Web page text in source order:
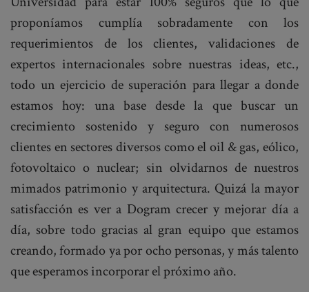
proponíamos cumplía sobradamente con los
requerimientos de los clientes, validaciones de
expertos internacionales sobre nuestras ideas, etc.,
todo un ejercicio de superación para llegar a donde
estamos hoy: una base desde la que buscar un
crecimiento sostenido y seguro con numerosos
clientes en sectores diversos como el oil & gas, eólico,
fotovoltaico o nuclear; sin olvidarnos de nuestros
mimados patrimonio y arquitectura. Quizá la mayor
satisfacción es ver a Dogram crecer y mejorar día a
día, sobre todo gracias al gran equipo que estamos
creando, formado ya por ocho personas, y más talento
que esperamos incorporar el próximo año.